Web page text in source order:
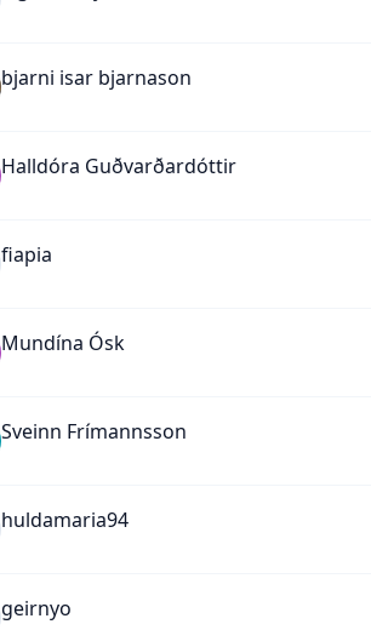
bjarni isar bjarnason
Halldóra Guðvarðardóttir
fiapia
Mundína Ósk
Sveinn Frímannsson
huldamaria94
geirnyo